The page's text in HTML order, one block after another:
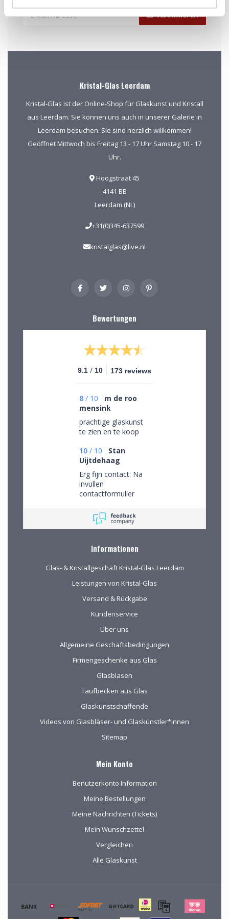
Abonnieren
Kristal-Glas Leerdam
Kristal-Glas ist der Online-Shop für Glaskunst und Kristall
aus Leerdam. Sie können uns auch in unserer Galerie in
Leerdam besuchen. Sie sind herzlich willkommen!
Geöffnet Mittwoch bis Freitag 13 - 17 Uhr Samstag 10 - 17
Uhr.
Hoogstraat 45
4141 BB
Leerdam (NL)
+31(0)345-637599
kristalglas@live.nl
Bewertungen
9.1 / 10 173 reviews
8 / 10
m de roo
mensink
prachtige glaskunst
te zien en te koop
10 / 10
Stan
Uijtdehaag
Erg fijn contact. Na
invullen
contactformulier
persoonlijke wensen
besproken. Afspraak
bekijken en de
(uitgebreid graveren)
vorm te geven.
Informationen
Glas- & Kristallgeschäft Kristal-Glas Leerdam
Leistungen von Kristal-Glas
Versand & Rückgabe
Kundenservice
Über uns
Allgemeine Geschäftsbedingungen
Firmengeschenke aus Glas
Glasblasen
Taufbecken aus Glas
Glaskunstschaffende
Videos von Glasbläser- und Glaskünstler*innen
Sitemap
Mein Konto
Benutzerkonto Information
Meine Bestellungen
Meine Nachrichten (Tickets)
Mein Wunschzettel
Vergleichen
Alle Glaskunst